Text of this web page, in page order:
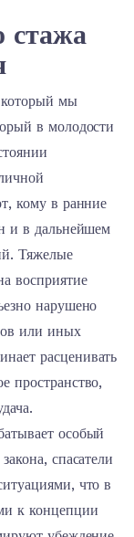
стажа
мы
в молодости
кому в ранние
и в дальнейшем
Тяжелые
восприятие
нарушено
или иных
расценивать
пространство,
особый
спасатели
что в
к концепции